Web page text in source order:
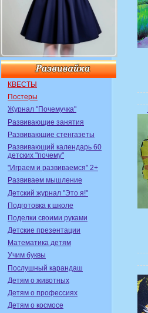
КВЕСТЫ
Постеры
Журнал "Почемучка"
Развивающие занятия
Развивающие стенгазеты
Развивающий календарь 60
детских "почему"
"Играем и развиваемся" 2+
Развиваем мышление
Детский журнал "Это я!"
Подготовка к школе
Поделки своими руками
Детские презентации
Математика детям
Учим буквы
Послушный карандаш
Детям о животных
Детям о профессиях
Детям о космосе